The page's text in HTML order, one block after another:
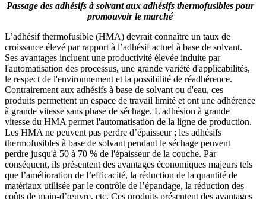
Passage des adhésifs à solvant aux adhésifs thermofusibles pour
promouvoir le marché
L’adhésif thermofusible (HMA) devrait connaître un taux de
croissance élevé par rapport à l’adhésif actuel à base de solvant.
Ses avantages incluent une productivité élevée induite par
l'automatisation des processus, une grande variété d'applicabilités,
le respect de l'environnement et la possibilité de réadhérence.
Contrairement aux adhésifs à base de solvant ou d'eau, ces
produits permettent un espace de travail limité et ont une adhérence
à grande vitesse sans phase de séchage. L'adhésion à grande
vitesse du HMA permet l'automatisation de la ligne de production.
Les HMA ne peuvent pas perdre d’épaisseur ; les adhésifs
thermofusibles à base de solvant pendant le séchage peuvent
perdre jusqu'à 50 à 70 % de l'épaisseur de la couche. Par
conséquent, ils présentent des avantages économiques majeurs tels
que l’amélioration de l’efficacité, la réduction de la quantité de
matériaux utilisée par le contrôle de l’épandage, la réduction des
coûts de main-d’œuvre, etc. Ces produits présentent des avantages